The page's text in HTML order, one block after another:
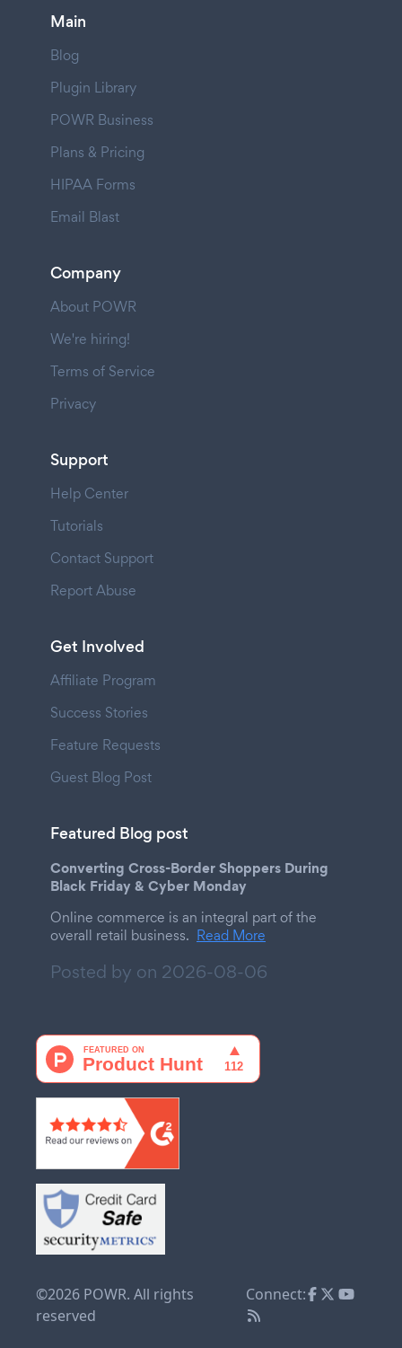
Main
Blog
Plugin Library
POWR Business
Plans & Pricing
HIPAA Forms
Email Blast
Company
About POWR
We're hiring!
Terms of Service
Privacy
Support
Help Center
Tutorials
Contact Support
Report Abuse
Get Involved
Affiliate Program
Success Stories
Feature Requests
Guest Blog Post
Featured Blog post
Converting Cross-Border Shoppers During
Black Friday & Cyber Monday
Online commerce is an integral part of the
overall retail business. Read More
Posted by on 2026-08-06
©2026 POWR. All rights
reserved
Connect: